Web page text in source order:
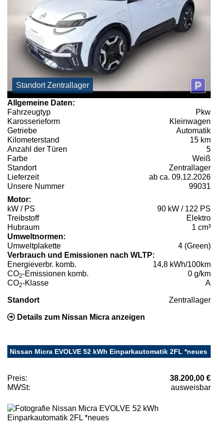
Standort Zentrallager
Allgemeine Daten:
Fahrzeugtyp
Pkw
Karosserieform
Kleinwagen
Getriebe
Automatik
Kilometerstand
15 km
Anzahl der Türen
5
Farbe
Weiß
Standort
Zentrallager
Lieferzeit
ab ca. 09.12.2026
Unsere Nummer
99031
Motor:
kW / PS
90 kW / 122 PS
Treibstoff
Elektro
Hubraum
1 cm³
Umweltnormen:
Umweltplakette
4 (Green)
Verbrauch und Emissionen nach WLTP:
Energieverbr. komb.
14,8 kWh/100km
CO2-Emissionen komb.
0 g/km
CO2-Klasse A
Standort Zentrallager
Details zum Nissan Micra anzeigen
Nissan Micra EVOLVE 52 kWh Einparkautomatik 2FL *neues
Preis:
38.200,00 €
MWSt:
ausweisbar